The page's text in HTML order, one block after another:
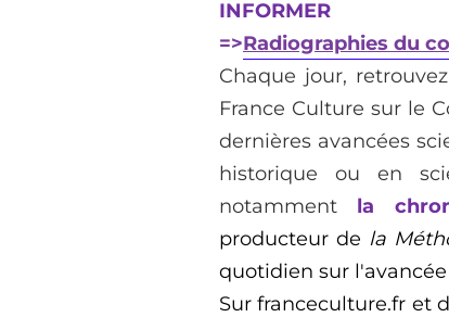
INFORMER
=>Radiographies du
Chaque jour,
France Culture sur le
dernières avancées
historique ou en
notamment la
producteur de la
quotidien sur
Surfranceculture.fr et